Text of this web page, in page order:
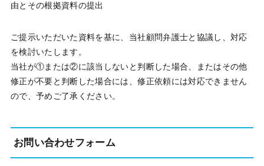
由とその根拠資料の提出
ご提示いただいた資料を基に、当社顧問弁護士と協議し、対応
を検討いたします。
当社が①または②に該当しないと判断した場合、またはその他
修正が不要と判断した場合には、修正依頼には対応できません
ので、予めご了承ください。
お問い合わせフォーム